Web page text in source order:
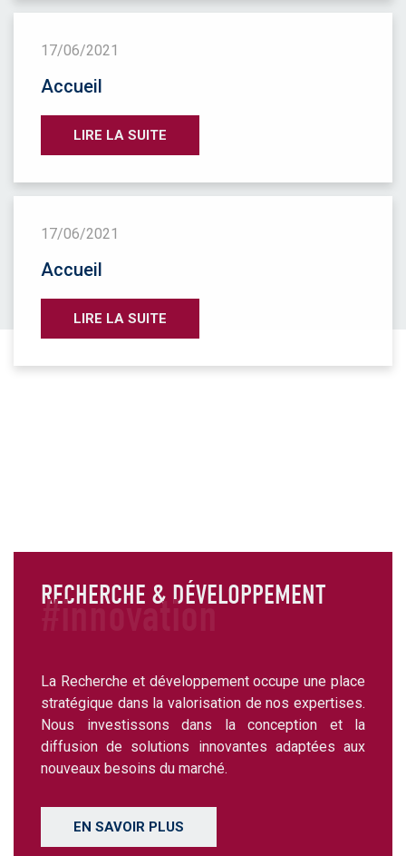
17/06/2021
Accueil
LIRE LA SUITE
17/06/2021
Accueil
LIRE LA SUITE
RECHERCHE & DÉVELOPPEMENT
#innovation
La Recherche et développement occupe une place
stratégique dans la valorisation de nos expertises.
Nous investissons dans la conception et la
diffusion de solutions innovantes adaptées aux
nouveaux besoins du marché.
EN SAVOIR PLUS